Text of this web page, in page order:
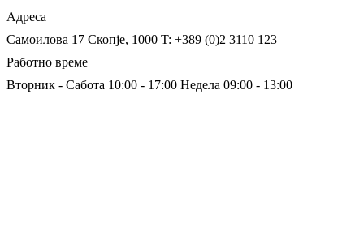
Адреса
Самоилова 17 Скопје, 1000 T: +389 (0)2 3110 123
Работно време
Вторник - Сабота 10:00 - 17:00 Недела 09:00 - 13:00